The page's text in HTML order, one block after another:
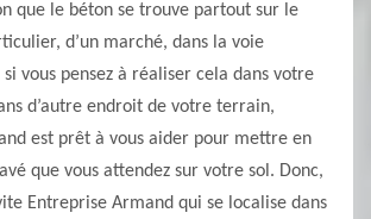
que le béton se trouve partout sur le
d’un marché, dans la voie
vous pensez à réaliser cela dans votre
d’autre endroit de votre terrain,
est prêt à vous aider pour mettre en
que vous attendez sur votre sol. Donc,
Entreprise Armand qui se localise dans